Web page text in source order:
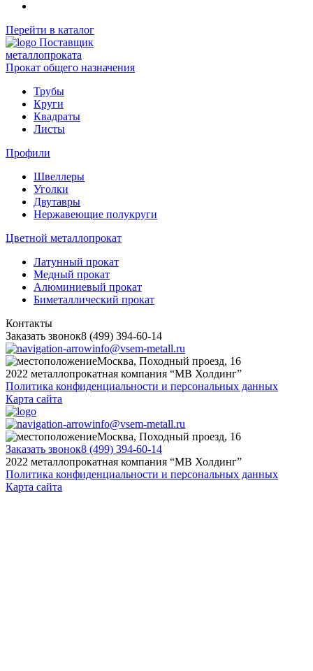
Перейти в каталог
Поставщик
металлопроката
Прокат общего назначения
Трубы
Круги
Квадраты
Листы
Профили
Швеллеры
Уголки
Двутавры
Нержавеющие полукруги
Цветной металлопрокат
Латунный прокат
Медный прокат
Алюминиевый прокат
Биметаллический прокат
Контакты
Заказать звонок8 (499) 394-60-14
info@vsem-metall.ru
Москва, Походный проезд, 16
2022 металлопрокатная компания “MB Холдинг”
Политика конфиденциальности и персональных данных
Карта сайта
info@vsem-metall.ru
Москва, Походный проезд, 16
Заказать звонок8 (499) 394-60-14
2022 металлопрокатная компания “MB Холдинг”
Политика конфиденциальности и персональных данных
Карта сайта